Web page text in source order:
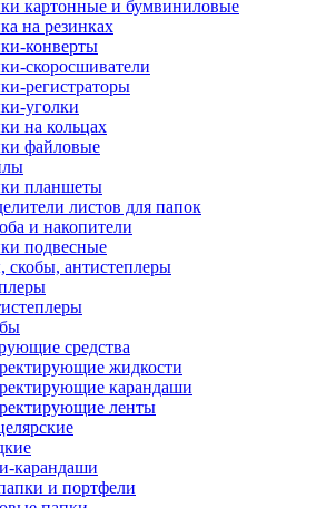
картонные и бумвиниловые
на резинках
конверты
скоросшиватели
регистраторы
уголки
на кольцах
файловые
планшеты
листов для папок
и накопители
подвесные
скобы, антистеплеры
средства
жидкости
карандаши
ленты
карандаши
и портфели